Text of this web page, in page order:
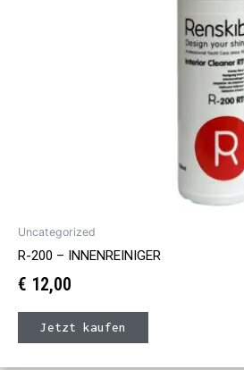
Uncategorized
R-200 – INNENREINIGER
€ 12,00
Jetzt kaufen